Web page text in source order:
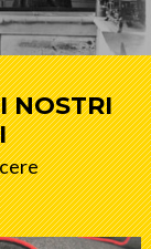
NOSTRI